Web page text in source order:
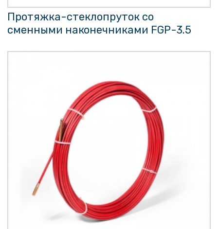
Протяжка-стеклопруток со
сменными наконечниками FGP-3.5